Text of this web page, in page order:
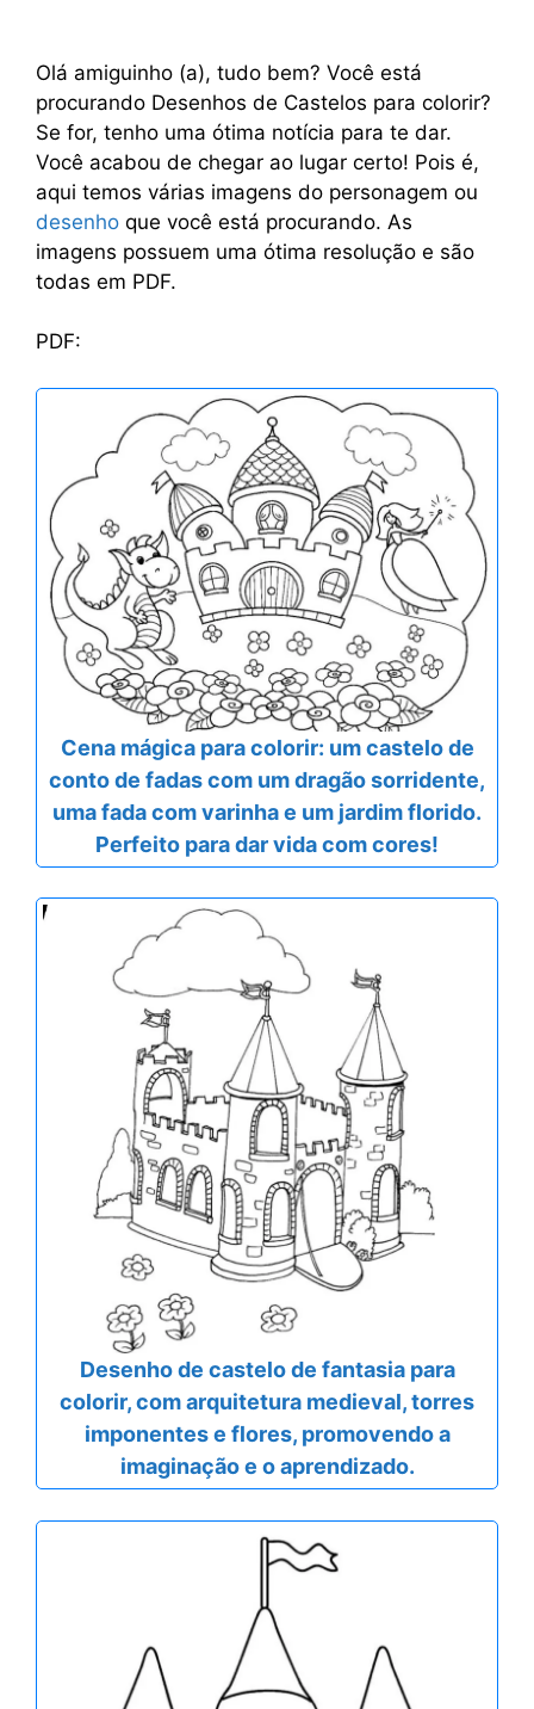
Olá amiguinho (a), tudo bem? Você está
procurando Desenhos de Castelos para colorir?
Se for, tenho uma ótima notícia para te dar.
Você acabou de chegar ao lugar certo! Pois é,
aqui temos várias imagens do personagem ou
desenho que você está procurando. As
imagens possuem uma ótima resolução e são
todas em PDF.
PDF:
Cena mágica para colorir: um castelo de
conto de fadas com um dragão sorridente,
uma fada com varinha e um jardim florido.
Perfeito para dar vida com cores!
Desenho de castelo de fantasia para
colorir, com arquitetura medieval, torres
imponentes e flores, promovendo a
imaginação e o aprendizado.